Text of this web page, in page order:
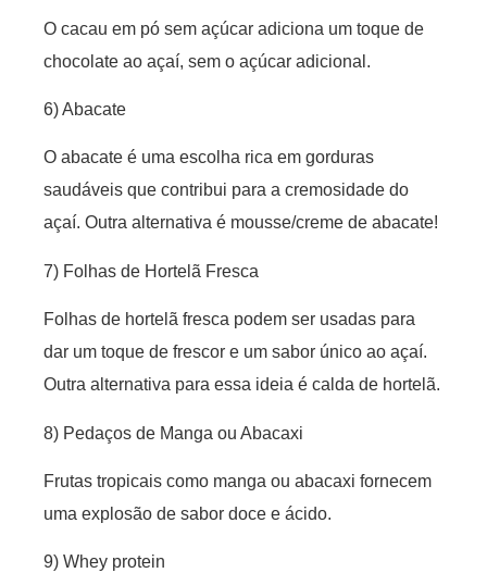
O cacau em pó sem açúcar adiciona um toque de
chocolate ao açaí, sem o açúcar adicional.
6) Abacate
O abacate é uma escolha rica em gorduras
saudáveis que contribui para a cremosidade do
açaí. Outra alternativa é mousse/creme de abacate!
7) Folhas de Hortelã Fresca
Folhas de hortelã fresca podem ser usadas para
dar um toque de frescor e um sabor único ao açaí.
Outra alternativa para essa ideia é calda de hortelã.
8) Pedaços de Manga ou Abacaxi
Frutas tropicais como manga ou abacaxi fornecem
uma explosão de sabor doce e ácido.
9) Whey protein